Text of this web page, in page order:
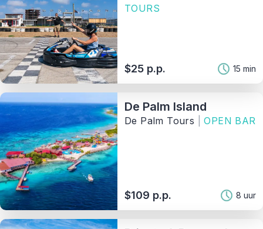
TOURS
$25 p.p. 15 min
De Palm Island
De Palm Tours OPEN BAR
$109 p.p. 8 uur